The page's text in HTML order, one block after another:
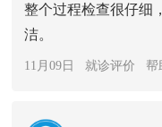
整个过程检查很仔细
洁。
11月09日 就诊评价 帮